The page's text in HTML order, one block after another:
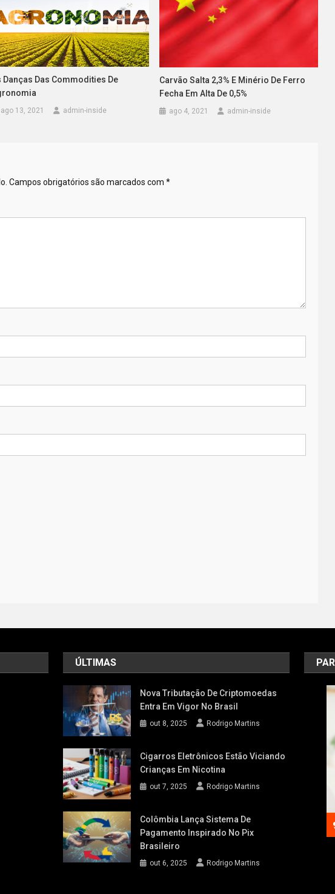
Danças Das Commodities De
ago 13, 2021 admin-inside
Carvão Salta 2,3% E Minério De Ferro
Fecha Em Alta De 0,5%
ago 4, 2021 admin-inside
Campos obrigatórios são marcados com *
ÚLTIMAS
Nova Tributação De Criptomoedas
Entra Em Vigor No Brasil
out 8, 2025 Rodrigo Martins
Cigarros Eletrônicos Estão Viciando
Crianças Em Nicotina
out 7, 2025 Rodrigo Martins
Colômbia Lança Sistema De
Pagamento Inspirado No Pix
Brasileiro
out 6, 2025 Rodrigo Martins